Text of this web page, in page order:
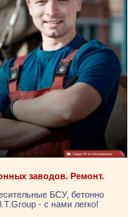
заводов. Ремонт.
БСУ, бетонно
- с нами легко!